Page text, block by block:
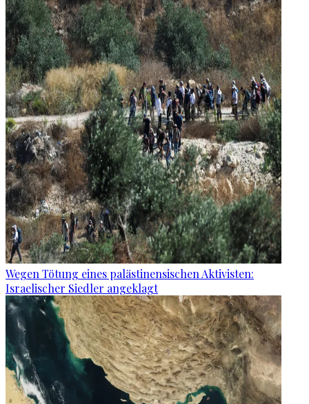
Wegen Tötung eines palästinensischen Aktivisten:
Israelischer Siedler angeklagt